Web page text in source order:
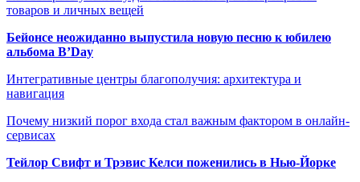
товаров и личных вещей
Бейонсе неожиданно выпустила новую песню к юбилею
альбома B’Day
Интегративные центры благополучия: архитектура и
навигация
Почему низкий порог входа стал важным фактором в онлайн-
сервисах
Тейлор Свифт и Трэвис Келси поженились в Нью-Йорке